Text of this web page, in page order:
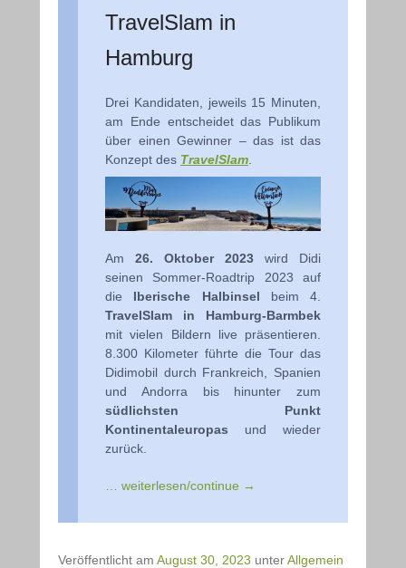
TravelSlam in
Hamburg
Drei Kandidaten, jeweils 15 Minuten,
am Ende entscheidet das Publikum
über einen Gewinner – das ist das
Konzept des TravelSlam
Am 26. Oktober 2023 wird Didi
seinen Sommer-Roadtrip 2023 auf
die Iberische Halbinsel beim 4.
TravelSlam in Hamburg-Barmbek
mit vielen Bildern live präsentieren.
8.300 Kilometer führte die Tour das
Didimobil durch Frankreich, Spanien
und Andorra bis hinunter zum
südlichsten Punkt
Kontinentaleuropas und wieder
zurück.
… weiterlesen/continue →
Veröffentlicht am August 30, 2023 unterAllgemein